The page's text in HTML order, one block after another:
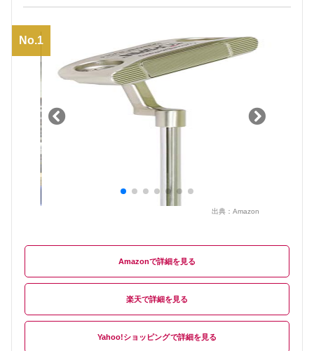
No.1
出典： Amazon
Amazon
楽天
Yahoo!ショッピング